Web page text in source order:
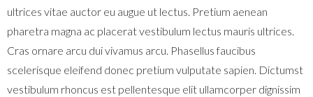
ultrices vitae auctor eu augue ut lectus. Pretium aenean
pharetra magna ac placerat vestibulum lectus mauris ultrices.
Cras ornare arcu dui vivamus arcu. Phasellus faucibus
scelerisque eleifend donec pretium vulputate sapien. Dictumst
vestibulum rhoncus est pellentesque elit ullamcorper dignissim